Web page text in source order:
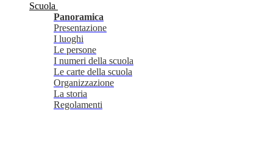
Scuola
Panoramica
Presentazione
I luoghi
Le persone
I numeri della scuola
Le carte della scuola
Organizzazione
La storia
Regolamenti